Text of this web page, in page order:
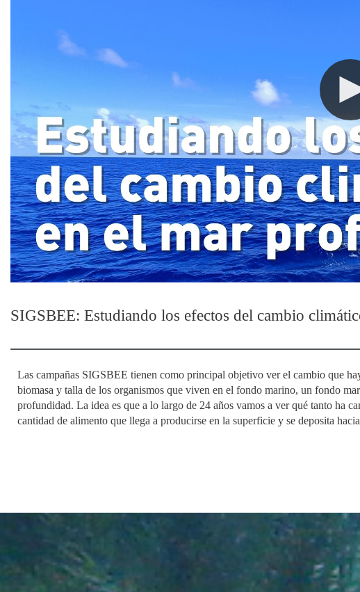
SIGSBEE: Estudiando los efectos del cambio
Las campañas SIGSBEE tienen como principal objetivo ver el cambio que
biomasa y talla de los organismos que viven en el fondo marino, un fondo
profundidad. La idea es que a lo largo de 24 años vamos a ver qué tanto ha
cantidad de alimento que llega a producirse en la superficie y se deposita